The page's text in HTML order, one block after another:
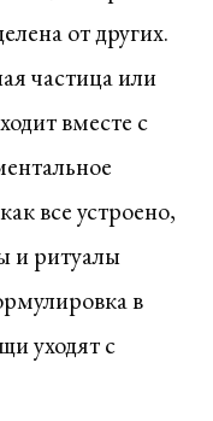
от других.
частица или
вместе с
все устроено,
и ритуалы
в
уходят с